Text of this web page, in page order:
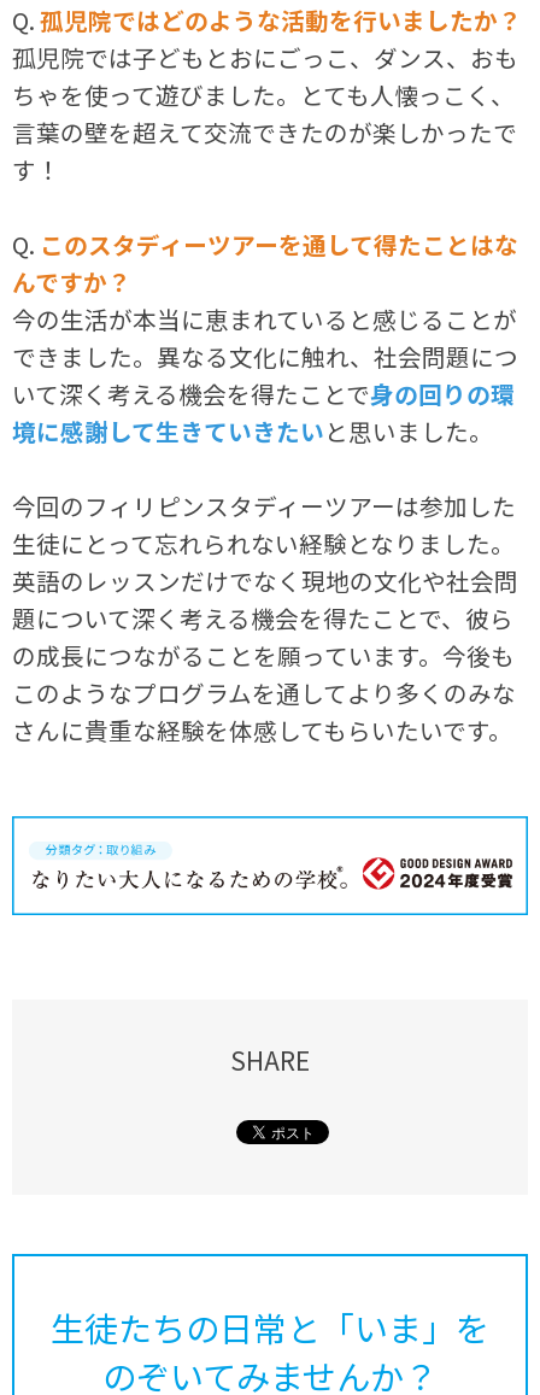
Q.孤児院ではどのような活動を行いましたか？
孤児院では子どもとおにごっこ、ダンス、おも
ちゃを使って遊びました。とても人懐っこく、
言葉の壁を超えて交流できたのが楽しかったで
す！
Q. このスタディーツアーを通して得たことはな
んですか？
今の生活が本当に恵まれていると感じることが
できました。異なる文化に触れ、社会問題につ
いて深く考える機会を得たことで身の回りの環
境に感謝して生きていきたいと思いました。
今回のフィリピンスタディーツアーは参加した
生徒にとって忘れられない経験となりました。
英語のレッスンだけでなく現地の文化や社会問
題について深く考える機会を得たことで、彼ら
の成長につながることを願っています。今後も
このようなプログラムを通してより多くのみな
さんに貴重な経験を体感してもらいたいです。
SHARE
生徒たちの日常と「いま」を
のぞいてみませんか？